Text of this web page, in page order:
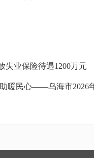
失业保险待遇1200万元
暖民心——乌海市2026